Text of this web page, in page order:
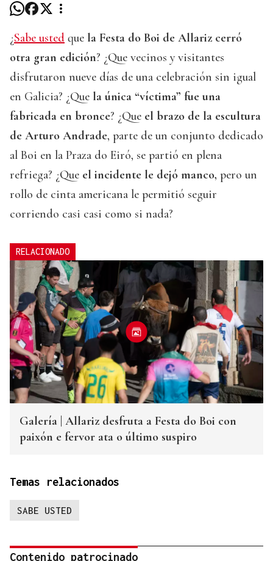
¿Sabe usted que la Festa do Boi de Allariz cerró
otra gran edición? ¿Que vecinos y visitantes
disfrutaron nueve días de una celebración sin igual
en Galicia? ¿Que la única “víctima” fue una
fabricada en bronce? ¿Que el brazo de la escultura
de Arturo Andrade, parte de un conjunto dedicado
al Boi en la Praza do Eiró, se partió en plena
refriega? ¿Que el incidente le dejó manco, pero un
rollo de cinta americana le permitió seguir
corriendo casi casi como si nada?
RELACIONADO
Galería | Allariz desfruta a Festa do Boi con
paixón e fervor ata o último suspiro
Temas relacionados
SABE USTED
Contenido patrocinado